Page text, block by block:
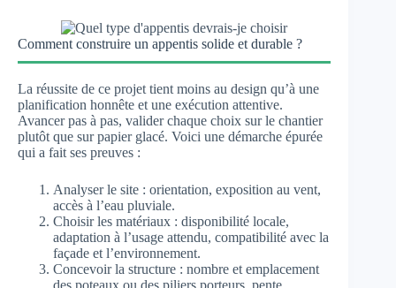
Comment construire un appentis solide et durable ?
La réussite de ce projet tient moins au design qu’à une
planification honnête et une exécution attentive.
Avancer pas à pas, valider chaque choix sur le chantier
plutôt que sur papier glacé. Voici une démarche épurée
qui a fait ses preuves :
Analyser le site : orientation, exposition au vent,
accès à l’eau pluviale.
Choisir les matériaux : disponibilité locale,
adaptation à l’usage attendu, compatibilité avec la
façade et l’environnement.
Concevoir la structure : nombre et emplacement